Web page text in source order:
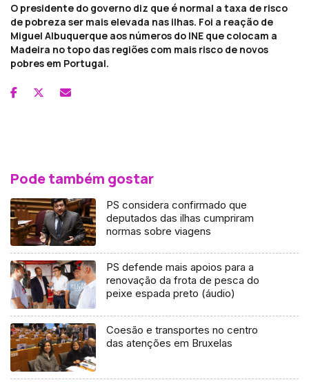
O presidente do governo diz que é normal a taxa de risco
de pobreza ser mais elevada nas ilhas. Foi a reação de
Miguel Albuquerque aos números do INE que colocam a
Madeira no topo das regiões com mais risco de novos
pobres em Portugal.
Pode também gostar
PS considera confirmado que
deputados das ilhas cumpriram
normas sobre viagens
PS defende mais apoios para a
renovação da frota de pesca do
peixe espada preto (áudio)
Coesão e transportes no centro
das atenções em Bruxelas